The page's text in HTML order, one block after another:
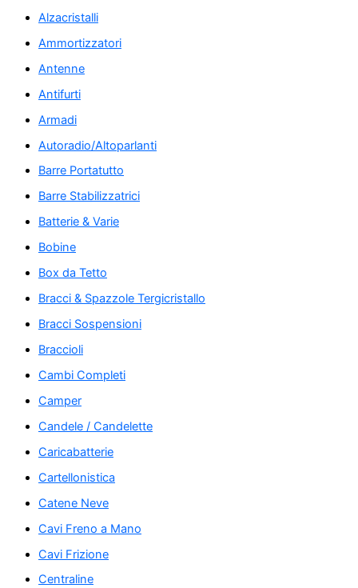
Alzacristalli
Ammortizzatori
Antenne
Antifurti
Armadi
Autoradio/Altoparlanti
Barre Portatutto
Barre Stabilizzatrici
Batterie & Varie
Bobine
Box da Tetto
Bracci & Spazzole Tergicristallo
Bracci Sospensioni
Braccioli
Cambi Completi
Camper
Candele / Candelette
Caricabatterie
Cartellonistica
Catene Neve
Cavi Freno a Mano
Cavi Frizione
Centraline